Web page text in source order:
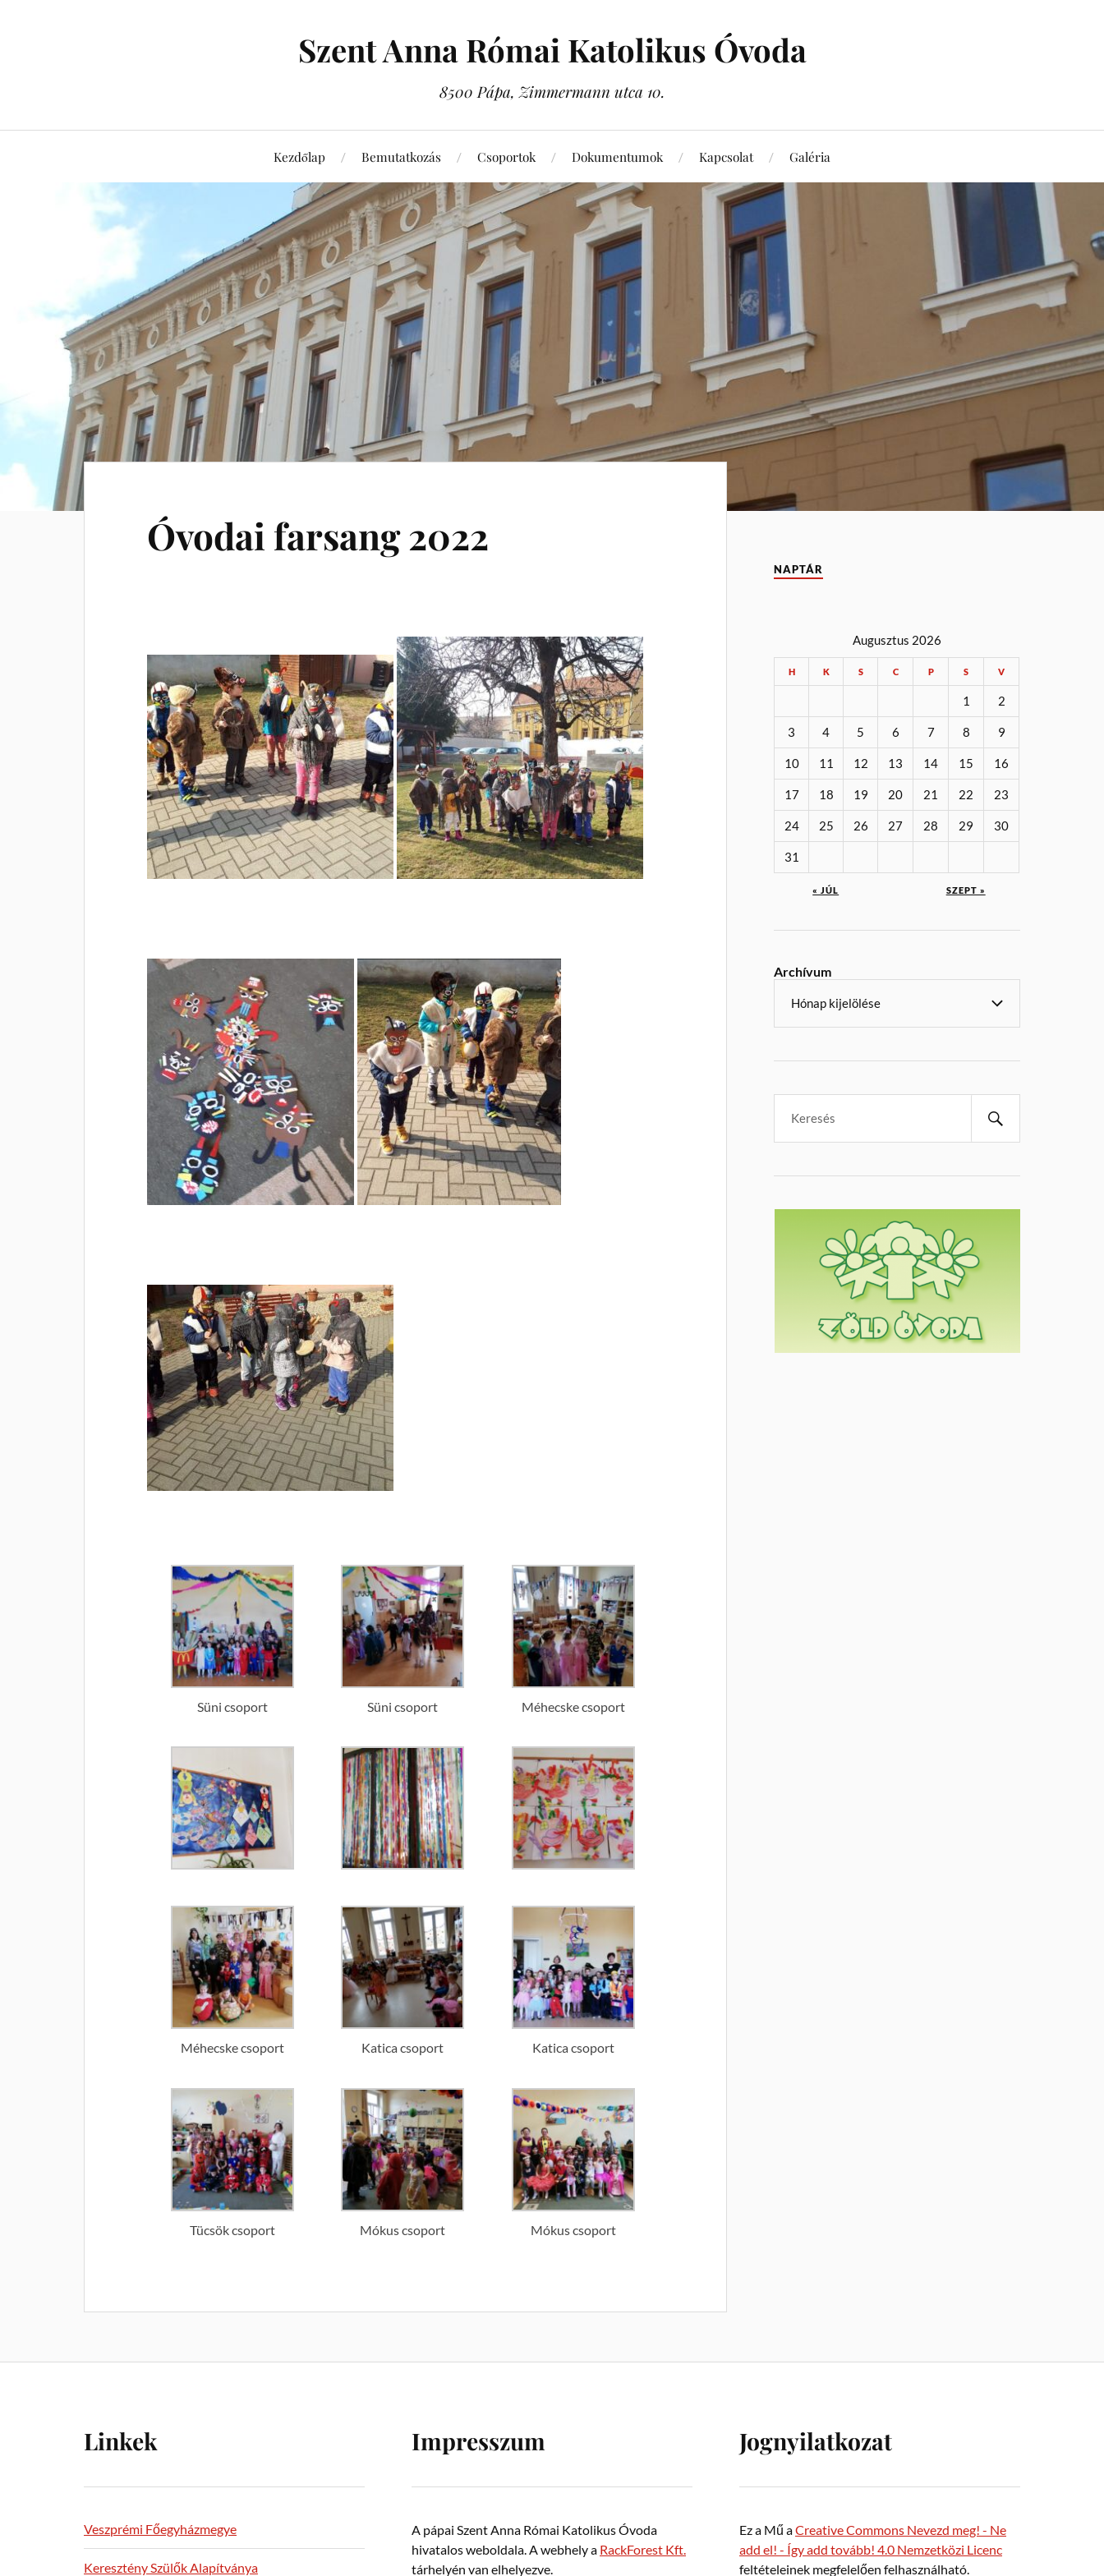
Szent Anna Római Katolikus Óvoda
8500 Pápa, Zimmermann utca 10.
Kezdőlap Bemutatkozás Csoportok Dokumentumok Kapcsolat Galéria
Óvodai farsang 2022
Süni csoport Süni csoport Méhecske csoport
Méhecske csoport Katica csoport Katica csoport
Tücsök csoport Mókus csoport Mókus csoport
NAPTÁR
Augusztus 2026
H K S C P S V
1 2
3 4 5 6 7 8 9
10 11 12 13 14 15 16
17 18 19 20 21 22 23
24 25 26 27 28 29 30
31
« JÚL SZEPT »
Archívum
Linkek
Veszprémi Főegyházmegye
Keresztény Szülők Alapítványa
Impresszum
A pápai Szent Anna Római Katolikus Óvoda
hivatalos weboldala. A webhely a RackForest Kft.
tárhelyén van elhelyezve.
Jognyilatkozat
Ez a Mű aCreative Commons Nevezd meg! - Ne
add el! - Így add tovább! 4.0 Nemzetközi Licenc
feltételeinek megfelelően felhasználható.